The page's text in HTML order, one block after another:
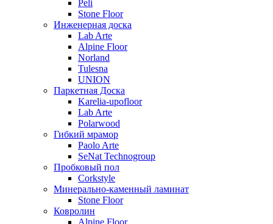
Peli
Stone Floor
Инженерная доска
Lab Arte
Alpine Floor
Norland
Tulesna
UNION
Паркетная Доска
Karelia-upofloor
Lab Arte
Polarwood
Гибкий мрамор
Paolo Arte
SeNat Technogroup
Пробковый пол
Corkstyle
Минерально-каменный ламинат
Stone Floor
Ковролин
Alpine Floor